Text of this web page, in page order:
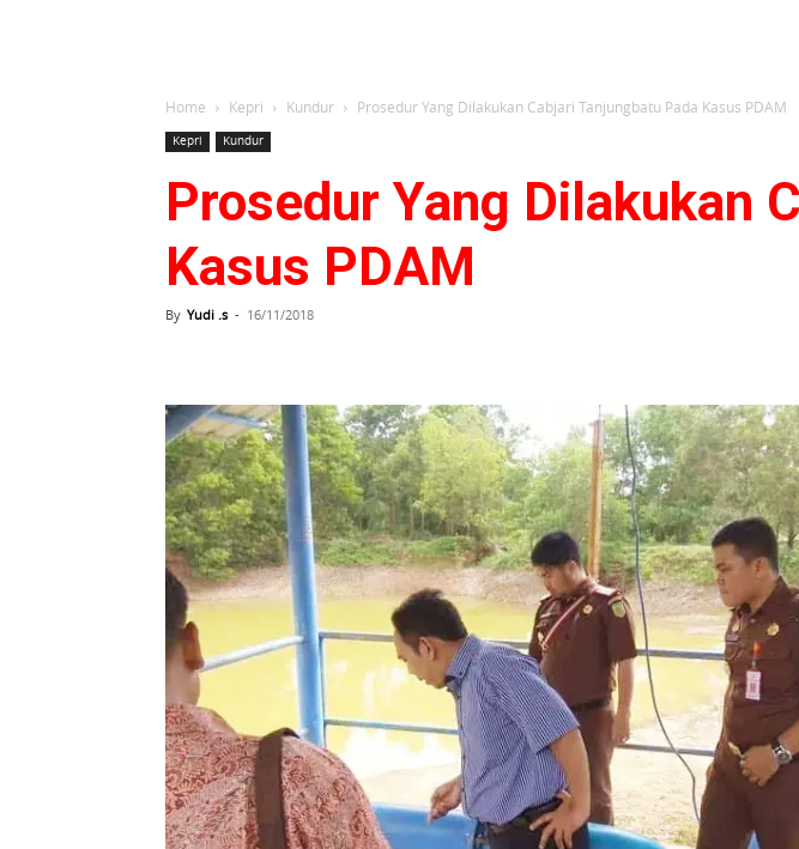
Home Kepri Kundur Prosedur Yang Dilakukan Cabjari Tanjungbatu Pada Kasus PDAM
Kepri Kundur
Prosedur Yang Dilakukan
Kasus PDAM
By Yudi .s - 16/11/2018